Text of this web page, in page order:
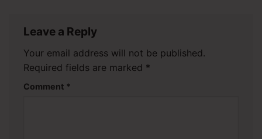
Leave a Reply
Your email address will not be published.
Required fields are marked *
Comment *